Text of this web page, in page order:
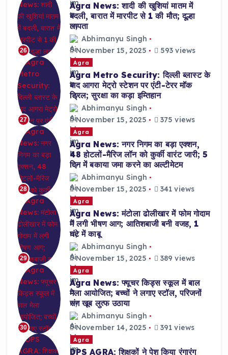
26
Agra News: शादी की खुशियां मातम में
बदली, बारात में मारपीट से 1 की मौत; दूल्हा
लापता
Abhimanyu Singh
November 15, 2025
593 views
27
Agra
Agra Metro Security: दिल्ली ब्लास्ट के
बाद आगरा मेट्रो स्टेशन पर एंटी-टेरर मॉक
ड्रिल; सुरक्षा का कड़ा इम्तिहान
Abhimanyu Singh
November 15, 2025
375 views
28
Agra
Agra News: नगर निगम का बड़ा एक्शन,
48 होटलों-मैरिज लॉन को कुर्की वारंट जारी; 5
दिन में बकाया जमा करने का अल्टीमेटम
Abhimanyu Singh
November 15, 2025
341 views
29
Agra
Agra News: मंटोला ढोलीखार में फोम गोदाम
में लगी भीषण आग; आतिशबाजी बनी वजह, 1
घंटे में काबू
Abhimanyu Singh
November 15, 2025
389 views
30
Agra
Agra News: फ्यूचर किड्स स्कूल में बाल
मेला आयोजित; बच्चों ने लगाए स्टॉल, परिजनों
संग खूब लुत्फ उठाया
Abhimanyu Singh
November 14, 2025
391 views
Agra
DPS AGRA: शिक्षकों ने पेश किया रंगारंग